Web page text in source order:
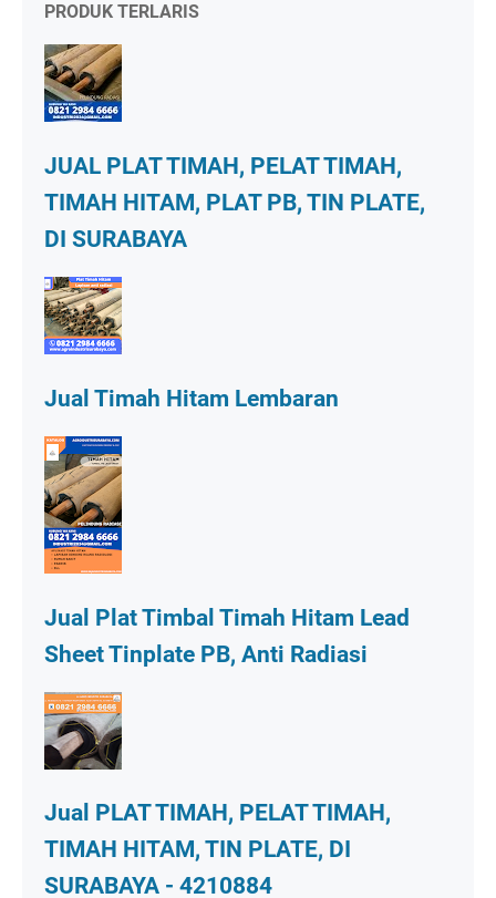
PRODUK TERLARIS
JUAL PLAT TIMAH, PELAT TIMAH,
TIMAH HITAM, PLAT PB, TIN PLATE,
DI SURABAYA
Jual Timah Hitam Lembaran
Jual Plat Timbal Timah Hitam Lead
Sheet Tinplate PB, Anti Radiasi
Jual PLAT TIMAH, PELAT TIMAH,
TIMAH HITAM, TIN PLATE, DI
SURABAYA - 4210884